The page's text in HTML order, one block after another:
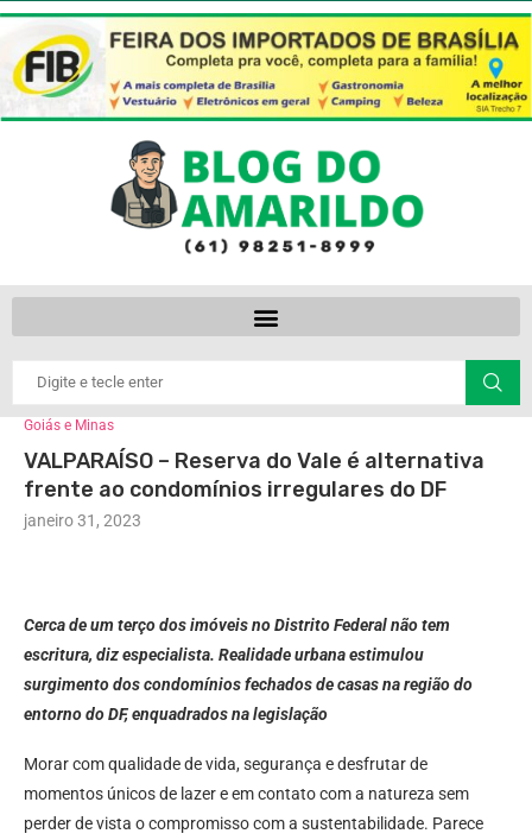
Goiás e Minas
VALPARAÍSO – Reserva do Vale é alternativa
frente ao condomínios irregulares do DF
janeiro 31, 2023
Cerca de um terço dos imóveis no Distrito Federal não tem
escritura, diz especialista. Realidade urbana estimulou
surgimento dos condomínios fechados de casas na região do
entorno do DF, enquadrados na legislação
Morar com qualidade de vida, segurança e desfrutar de
momentos únicos de lazer e em contato com a natureza sem
perder de vista o compromisso com a sustentabilidade. Parece